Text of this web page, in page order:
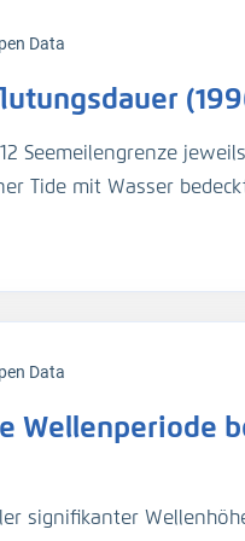
Data
Seemeilengrenze
Tide mit Wasser
befindet sich im
- EasyGSH-DB -
numerischer
N., Nehlsen, E.,
Data
signifikanter